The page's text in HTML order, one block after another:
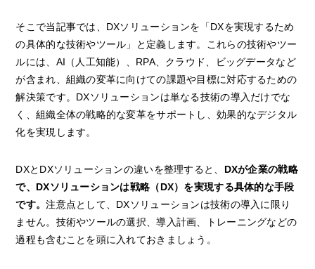
そこで当記事では、DXソリューションを「DXを実現するため
の具体的な技術やツール」と定義します。これらの技術やツー
ルには、AI（人工知能）、RPA、クラウド、ビッグデータなど
が含まれ、組織の変革に向けての課題や目標に対応するための
解決策です。DXソリューションは単なる技術の導入だけでな
く、組織全体の戦略的な変革をサポートし、効果的なデジタル
化を実現します。
DXとDXソリューションの違いを整理すると、 DXが企業の戦略
で、DXソリューションは戦略（DX）を実現する具体的な手段
です。注意点として、DXソリューションは技術の導入に限り
ません。技術やツールの選択、導入計画、トレーニングなどの
過程も含むことを頭に入れておきましょう。